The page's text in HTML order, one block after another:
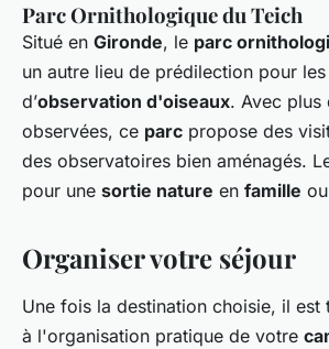
Parc Ornithologique du Teich
Situé en Gironde, le parc
un autre lieu de prédilection pour
d’observation d'oiseaux. Avec plus
observées, ce parc propose des
des observatoires bien aménagés.
pour une sortie nature en famille
Organiser votre séjour
Une fois la destination choisie, il est
à l'organisation pratique de votre